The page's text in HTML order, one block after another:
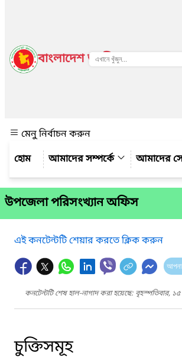
বাংলাদেশ জাতীয় তথ্য বাতায়ন
মেনু নির্বাচন করুন
আমাদের সম্পর্কে
আমাদের
উপজেলা পরিসংখ্যান অফিস
এই কনটেন্টটি শেয়ার করতে ক্লিক করুন
কনটেন্টটি শেষ হাল-নাগাদ করা হয়েছে:
চুক্তিসমূহ